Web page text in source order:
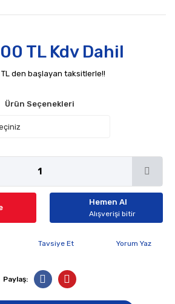
TL Kdv Dahil
den başlayan taksitlerle!!
Ürün Seçenekleri
Hemen Al
Alışverişi bitir
Tavsiye Et Yorum Yaz
Paylaş: